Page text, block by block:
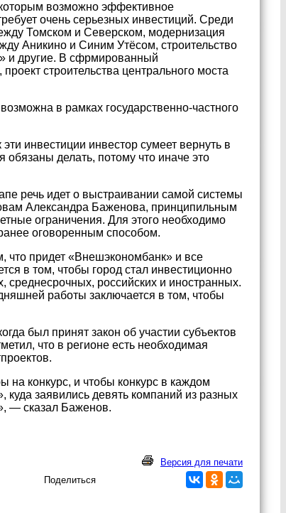
возможно эффективное
очень серьезных инвестиций. Среди
Томском и Северском, модернизация
Аникино и Синим Утёсом, строительство
и другие. В сфрмированный
строительства центрального моста
в рамках государственно-частного
инвестиции инвестор сумеет вернуть в
делать, потому что иначе это
речь идет о выстраивании самой системы
Александра Баженова, принципильным
ограничения. Для этого необходимо
оговоренным способом.
что придет «Внешэкономбанк» и все
в том, чтобы город стал инвестиционно
среднесрочных, российских и иностранных.
работы заключается в том, чтобы
был принят закон об участии субъектов
что в регионе есть необходимая
конкурс, и чтобы конкурс в каждом
куда заявились девять компаний из разных
— сказал Баженов.
Версия для печати
Поделиться